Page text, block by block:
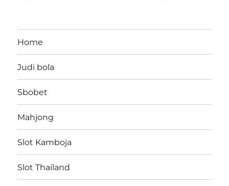
Home
Judi bola
Sbobet
Mahjong
Slot Kamboja
Slot Thailand